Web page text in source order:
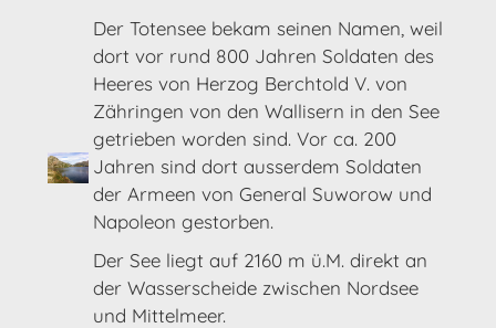
Der Totensee bekam seinen Namen, weil
dort vor rund 800 Jahren Soldaten des
Heeres von Herzog Berchtold V. von
Zähringen von den Wallisern in den See
getrieben worden sind. Vor ca. 200
Jahren sind dort ausserdem Soldaten
der Armeen von General Suworow und
Napoleon gestorben.
Der See liegt auf 2160 m ü.M. direkt an
der Wasserscheide zwischen Nordsee
und Mittelmeer.